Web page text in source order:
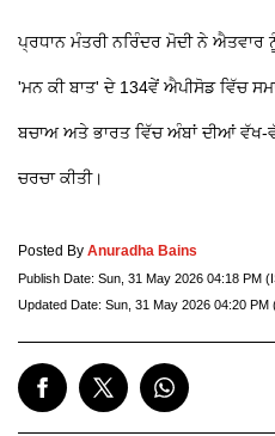
ਪ੍ਰਧਾਨ ਮੰਤਰੀ ਨਰਿੰਦਰ ਮੋਦੀ ਨੇ ਐਤਵਾਰ
'ਮਨ ਕੀ ਬਾਤ' ਦੇ 134ਵੇਂ ਐਪੀਸੋਡ ਵਿੱਚ
ਬਚਾਅ ਅਤੇ ਭਾਰਤ ਵਿੱਚ ਅੰਬਾਂ ਦੀਆਂ
ਚਰਚਾ ਕੀਤੀ।
Posted By Anuradha Bains
Publish Date: Sun, 31 May 2026 04:18 PM
Updated Date: Sun, 31 May 2026 04:20 PM